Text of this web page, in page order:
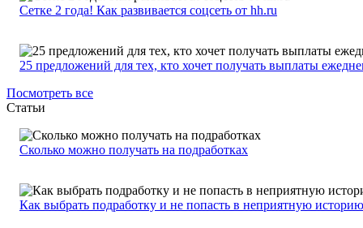
Сетке 2 года! Как развивается соцсеть от hh.ru
25 предложений для тех, кто хочет получать выплаты
Посмотреть все
Статьи
Сколько можно получать на подработках
Как выбрать подработку и не попасть в неприятную историю